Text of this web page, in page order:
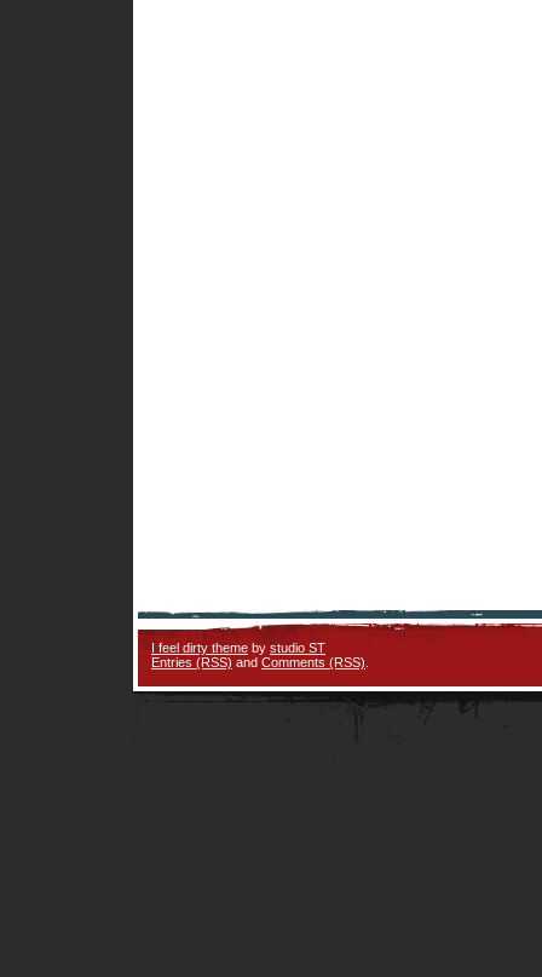
I feel dirty theme by studio ST
Entries (RSS) and Comments (RSS)